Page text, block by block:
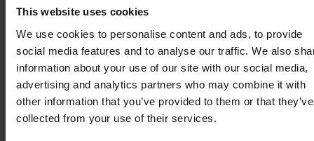
This website uses cookies
We use cookies to personalise content and ads, to provide
social media features and to analyse our traffic. We also
information about your use of our site with our social media,
advertising and analytics partners who may combine it with
other information that you’ve provided to them or that they’ve
collected from your use of their services.
slyngetræner! Nogle af de mest populære
inkluderer squats, lunges, push-ups, rows,
hamstring curls og planker. Men slyngetræning
giver også mulighed for mere avancerede øvelser
som muscle-ups, pistol squats og enarms rows.
Det bedste ved slyngetræning er muligheden for